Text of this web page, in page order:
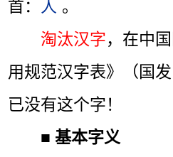
首：
人 。
淘汰汉字，在中
用规范汉字表》（国
已没有这个字！
■基本字义